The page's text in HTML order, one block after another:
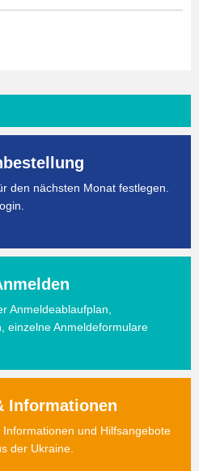
den nächsten Monat festlegen.
Anmeldeablaufplan,
einzelne Anmeldeformulare
Informationen
und Hilfsangebote
der Ukraine.